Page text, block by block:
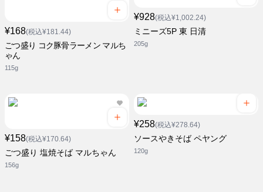
¥168(税込¥181.44)
ごつ盛り コク豚骨ラーメン マルち
ゃん
115g
¥928(税込¥1,002.24)
ミニーズ5P 東 日清
205g
¥158(税込¥170.64)
ごつ盛り 塩焼そば マルちゃん
156g
¥258(税込¥278.64)
ソースやきそば ペヤング
120g